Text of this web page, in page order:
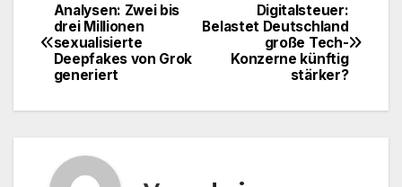
BeitragsnavigationDigitalsteuer:
Belastet Deutschland
große Tech-
Konzerne künftig
stärker?
Analysen: Zwei bis
drei Millionen
sexualisierte
Deepfakes von Grok
generiert